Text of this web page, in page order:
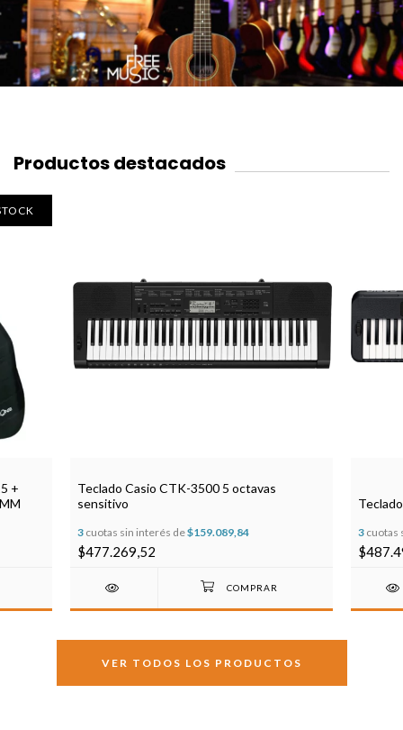
Productos destacados
+
Teclado Casio CTK-3500 5 octavas
sensitivo
3 cuotas sin interés de$159.089,84
$477.269,52
3 cuotas
VER TODOS LOS PRODUCTOS